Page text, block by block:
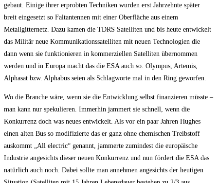
gebaut. Einige ihrer erprobten Techniken wurden erst Jahrzehnte später
breit eingesetzt so Faltantennen mit einer Oberfläche aus einem
Metallgitternetz. Dazu kamen die TDRS Satelliten und bis heute entwickelt
das Militär neue Kommunikationssatelliten mit neuen Technologien die
dann wenn sie funktionieren in kommerziellen Satelliten übernommen
werden und in Europa macht das die ESA auch so. Olympus, Artemis,
Alphasat bzw. Alphabus seien als Schlagworte mal in den Ring geworfen.
Wo die Branche wäre, wenn sie die Entwicklung selbst finanzieren müsste –
man kann nur spekulieren. Immerhin jammert sie schnell, wenn die
Konkurrenz doch was neues entwickelt. Als vor ein paar Jahren Hughes
einen alten Bus so modifizierte das er ganz ohne chemischen Treibstoff
auskommt „All electric“ genannt, jammerte zumindest die europäische
Industrie angesichts dieser neuen Konkurrenz und nun fördert die ESA das
natürlich auch noch. Dabei sollte man annehmen angesichts der heutigen